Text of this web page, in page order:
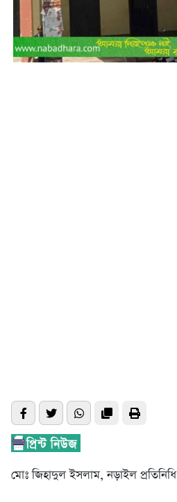
মোঃ জিহাদুল ইসলাম, নড়াইল প্রতিনিধি